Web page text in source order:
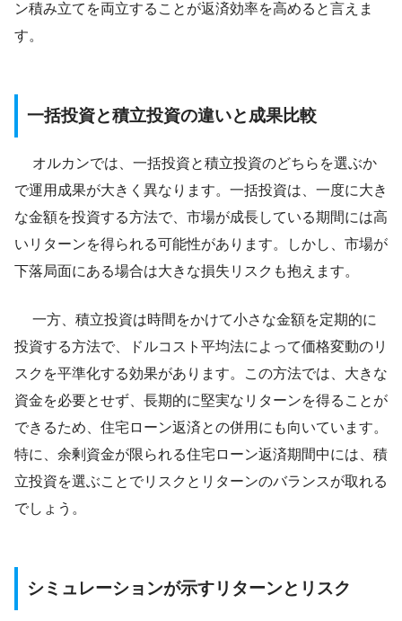
ン積み立てを両立することが返済効率を高めると言えま
す。
一括投資と積立投資の違いと成果比較
オルカンでは、一括投資と積立投資のどちらを選ぶか
で運用成果が大きく異なります。一括投資は、一度に大き
な金額を投資する方法で、市場が成長している期間には高
いリターンを得られる可能性があります。しかし、市場が
下落局面にある場合は大きな損失リスクも抱えます。
一方、積立投資は時間をかけて小さな金額を定期的に
投資する方法で、ドルコスト平均法によって価格変動のリ
スクを平準化する効果があります。この方法では、大きな
資金を必要とせず、長期的に堅実なリターンを得ることが
できるため、住宅ローン返済との併用にも向いています。
特に、余剰資金が限られる住宅ローン返済期間中には、積
立投資を選ぶことでリスクとリターンのバランスが取れる
でしょう。
シミュレーションが示すリターンとリスク